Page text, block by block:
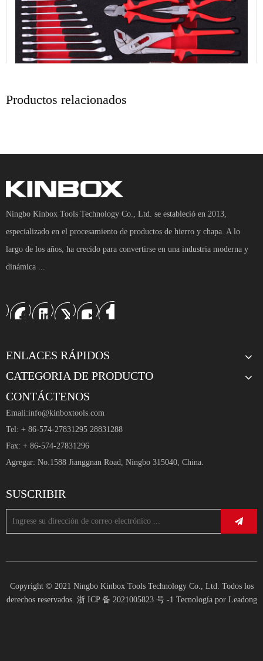
Perfil de la empresa
Ningbo Finboza Tools Technology Co., Ltd. se
estableció en 2013, especializado en el
industria moderna y dinámica para la producción de
carrito de herramientas, sistema de almacenamiento
de garaje y banco de trabajo, etc.
Productos relacionados
94pcs 1/4 "y 1/2 " Dr.Mechanic Professional Socket Set Tool Tool Box 34pcs 1/2 "DR.SOCKECKET LLAVE SET CAJA DE CARDE
Ningbo Kinbox Tools Technology Co., Ltd. se estableció en 2013,
especializado en el procesamiento de productos de hierro y chapa. A lo
largo de los años, ha crecido para convertirse en una industria moderna y
dinámica ...
ENLACES RÁPIDOS
CATEGORIA DE PRODUCTO
CONTÁCTENOS
Emali:info@kinboxtools.com
Tel: + 86-574-27831295 28831288
Fax: + 86-574-27831296
Agregar: No.1588 Jianggnan Road, Ningbo 315040, China.
SUSCRIBIR
Copyright © 2021 Ningbo Kinbox Tools Technology Co., Ltd. Todos los
derechos reservados. 浙 ICP 备 2021005823 号 -1 Tecnología por Leadong